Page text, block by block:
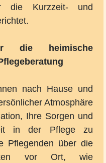
die Kurzzeit- und
die heimische
nach Hause und
Atmosphäre
Ihre Sorgen und
in der Pflege zu
Pflegenden über die
vor Ort, wie